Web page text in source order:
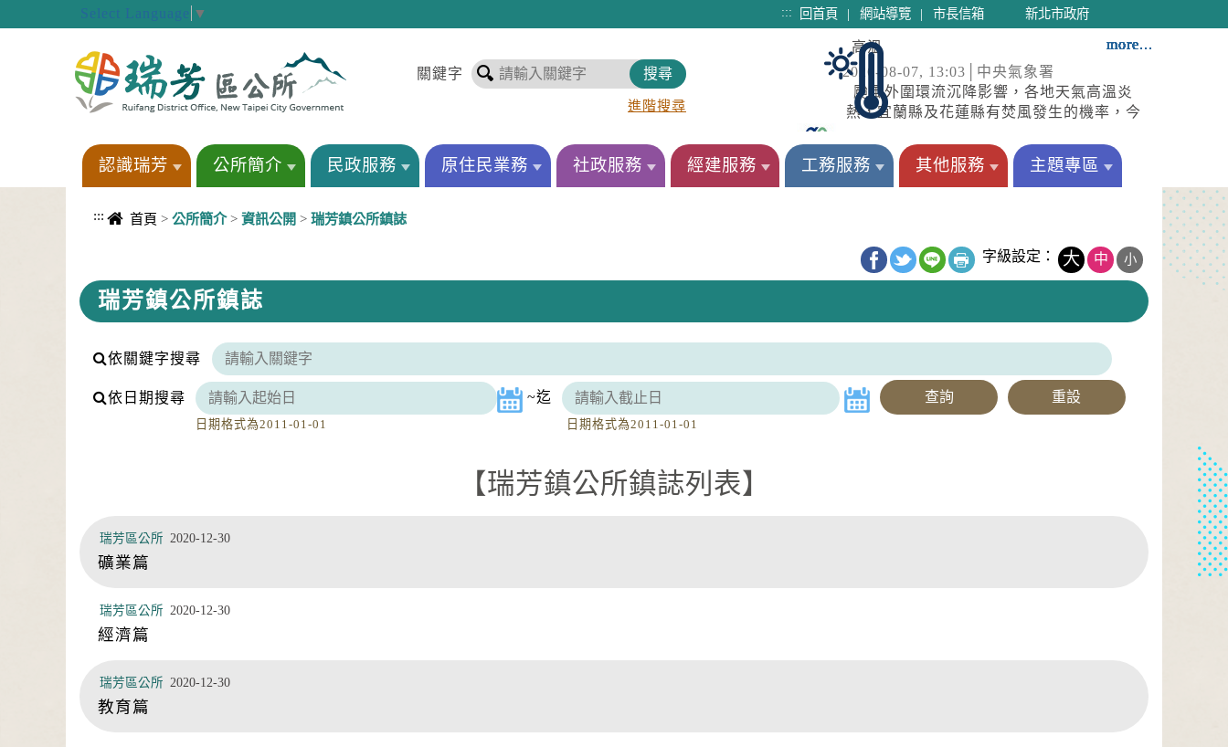
進入內容區塊Select Language ▼ ::: 回首頁 | 網站導覽 | 市長信箱 新北市政府
關鍵字
進階搜尋
高溫
2026-08-07, 13:03│中央氣象署
颱風外圍環流沉降影響，各地天氣高溫炎
熱，宜蘭縣及花蓮縣有焚風發生的機率，今
端高溫出現的機率；臺北市、新北市、彰化
縣、雲林縣、臺南市、屏東縣為橙色燈號，
有連續出現36度高溫的機率，請加強注意。
more...
高溫
2026-08-07, 13:03│中央氣象署
颱風外圍環流沉降影響，各地天氣高溫炎
端高溫出現的機率；臺北市、新北市、彰化
縣、雲林縣、臺南市、屏東縣為橙色燈號，
有連續出現36度高溫的機率，請加強注意。
more...
2026-08-07, 10:57│台灣自來水公司
愛國路六巷破管搶修
more...
颱風外圍環流影響，7日新北市、南投縣、
高雄市、屏東縣、宜蘭縣、臺東縣(蘭嶼)；
more...
more...
more...
more...
more...
more...
more...
more...
more...
認識瑞芳 公所簡介 民政服務 原住民業務 社政服務 經建服務 工務服務 其他服務 主題專區
::: 首頁 > 公所簡介> 資訊公開 > 瑞芳鎮公所鎮誌
字級設定： 大 中 小
瑞芳鎮公所鎮誌
依關鍵字搜尋
依日期搜尋
日期格式為2011-01-01
~迄
日期格式為2011-01-01
瑞芳鎮公所鎮誌列表
瑞芳區公所 2020-12-30
礦業篇
瑞芳區公所 2020-12-30
經濟篇
瑞芳區公所 2020-12-30
教育篇